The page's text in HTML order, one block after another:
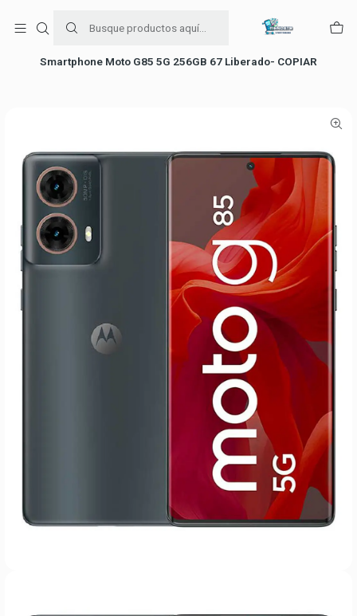
+56954787534
Smartphone Moto G85 5G 256GB 67 Liberado- COPIAR